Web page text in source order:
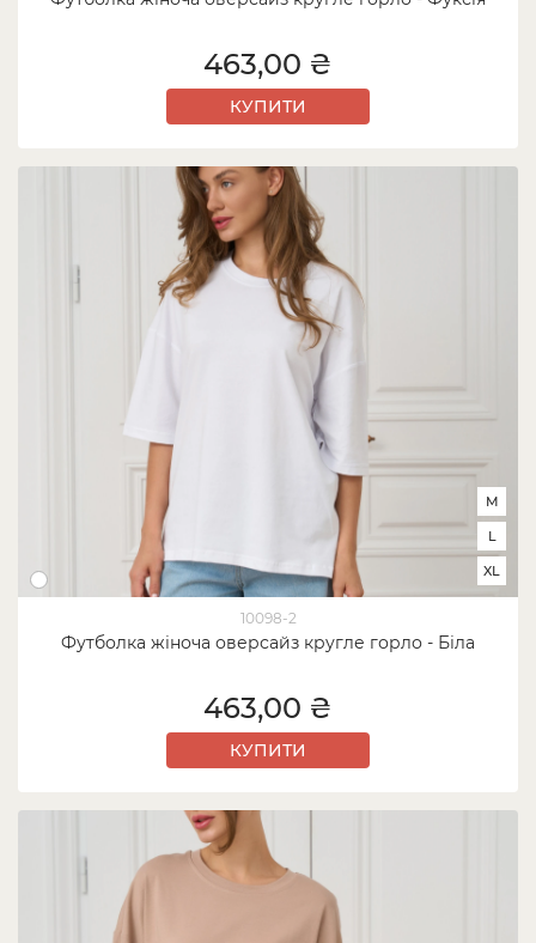
463,00 ₴
КУПИТИ
10098-2
Футболка жіноча оверсайз кругле горло - Біла
M
L
XL
463,00 ₴
КУПИТИ